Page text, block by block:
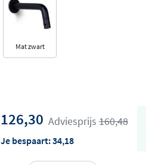
Mat zwart
126,30 Adviesprijs 160,48
Je bespaart:34,18